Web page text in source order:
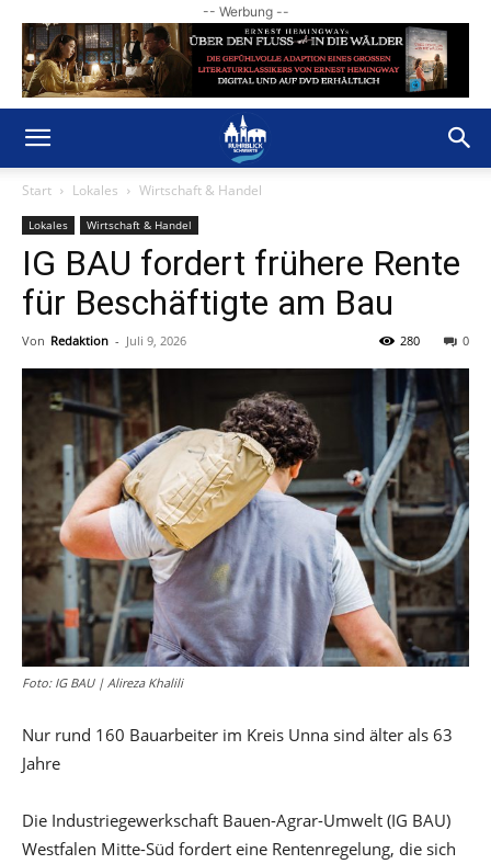
-- Werbung --
Start Lokales Wirtschaft & Handel
Lokales Wirtschaft & Handel
IG BAU fordert frühere Rente
für Beschäftigte am Bau
Von Redaktion - Juli 9, 2026 0
280
Foto: IG BAU | Alireza Khalili
Nur rund 160 Bauarbeiter im Kreis Unna sind älter als 63
Jahre
Die Industriegewerkschaft Bauen-Agrar-Umwelt (IG BAU)
Westfalen Mitte-Süd fordert eine Rentenregelung, die sich